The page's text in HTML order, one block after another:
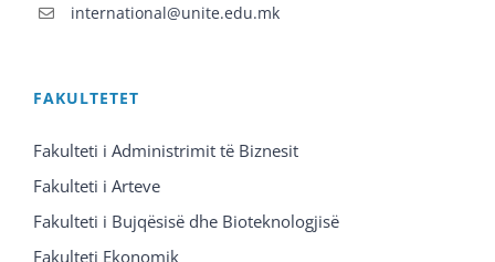
international@unite.edu.mk
FAKULTETET
Fakulteti i Administrimit të Biznesit
Fakulteti i Arteve
Fakulteti i Bujqësisë dhe Bioteknologjisë
Fakulteti Ekonomik